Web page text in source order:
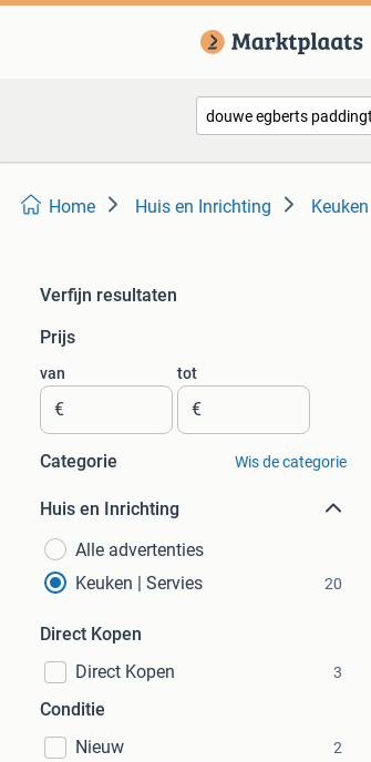
Home Huis en Inrichting
Verfijn resultaten
Prijs
van
€
tot
€
Categorie Wis de categorie
Huis en Inrichting
Alle advertenties
Keuken | Servies
20
Direct Kopen
Direct Kopen
3
Conditie
Nieuw
2